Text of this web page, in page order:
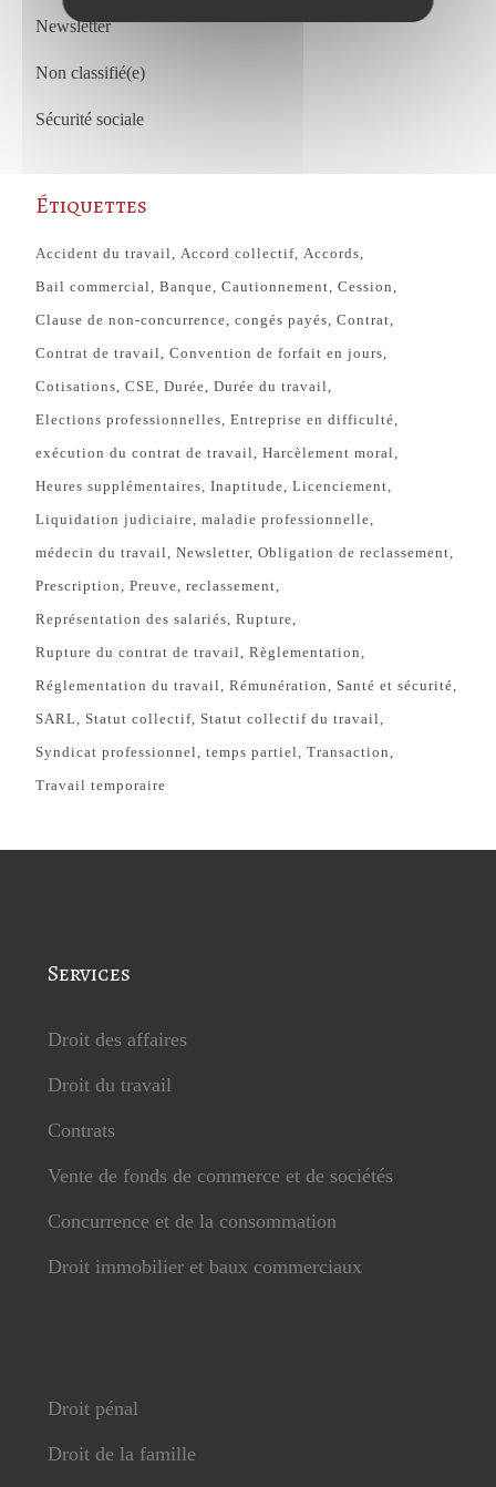
Newsletter
Non classifié(e)
Sécurité sociale
Étiquettes
Accident du travail Accord collectif Accords
Bail commercial Banque Cautionnement Cession
Clause de non-concurrence congés payés Contrat
Contrat de travail Convention de forfait en jours
Cotisations CSE Durée Durée du travail
Elections professionnelles Entreprise en difficulté
exécution du contrat de travail Harcèlement moral
Heures supplémentaires Inaptitude Licenciement
Liquidation judiciaire maladie professionnelle
médecin du travail Newsletter Obligation de reclassement
Prescription Preuve reclassement
Représentation des salariés Rupture
Rupture du contrat de travail Règlementation
Réglementation du travail Rémunération Santé et sécurité
SARL Statut collectif Statut collectif du travail
Syndicat professionnel temps partiel Transaction
Travail temporaire
Services
Droit des affaires
Droit du travail
Contrats
Vente de fonds de commerce et de sociétés
Concurrence et de la consommation
Droit immobilier et baux commerciaux
Droit pénal
Droit de la famille